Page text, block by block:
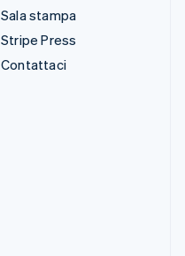
Sala stampa
Stripe Press
Contattaci